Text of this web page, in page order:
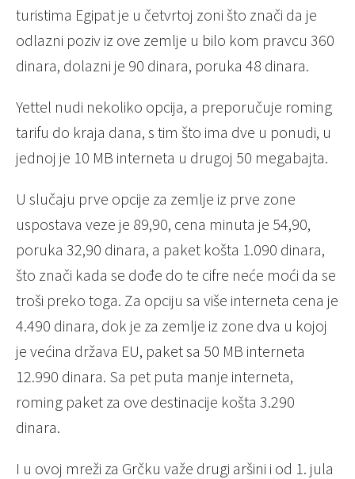
turistima Egipat je u četvrtoj zoni što znači da je
odlazni poziv iz ove zemlje u bilo kom pravcu 360
dinara, dolazni je 90 dinara, poruka 48 dinara.
Yettel nudi nekoliko opcija, a preporučuje roming
tarifu do kraja dana, s tim što ima dve u ponudi, u
jednoj je 10 MB interneta u drugoj 50 megabajta.
U slučaju prve opcije za zemlje iz prve zone
uspostava veze je 89,90, cena minuta je 54,90,
poruka 32,90 dinara, a paket košta 1.090 dinara,
što znači kada se dođe do te cifre neće moći da se
troši preko toga. Za opciju sa više interneta cena je
4.490 dinara, dok je za zemlje iz zone dva u kojoj
je većina država EU, paket sa 50 MB interneta
12.990 dinara. Sa pet puta manje interneta,
roming paket za ove destinacije košta 3.290
dinara.
I u ovoj mreži za Grčku važe drugi aršini i od 1. jula